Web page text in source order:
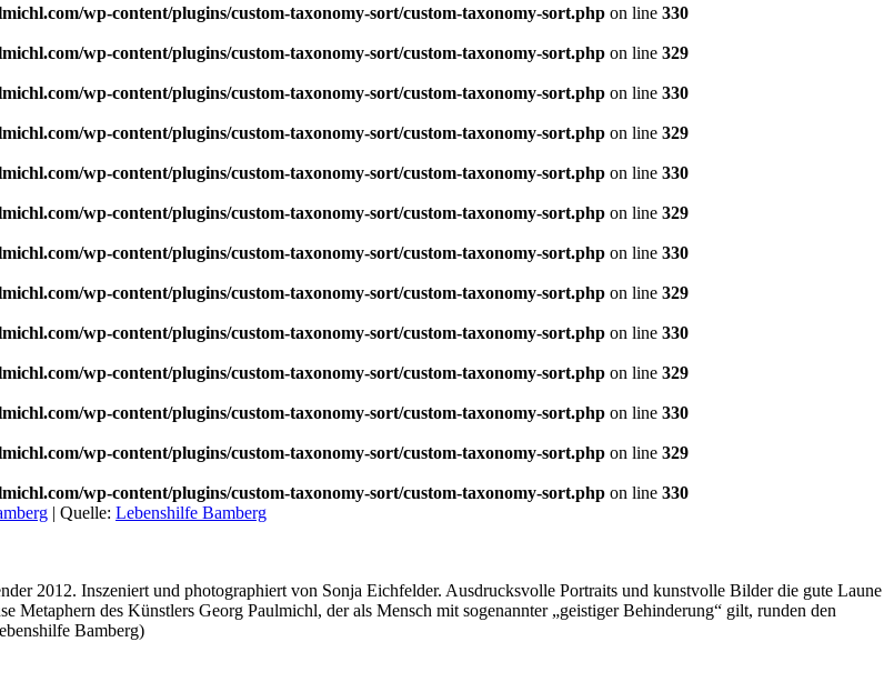
wp-content/plugins/custom-taxonomy-sort/custom-taxonomy-sort.php on line 330
wp-content/plugins/custom-taxonomy-sort/custom-taxonomy-sort.php on line 329
wp-content/plugins/custom-taxonomy-sort/custom-taxonomy-sort.php on line 330
wp-content/plugins/custom-taxonomy-sort/custom-taxonomy-sort.php on line 329
wp-content/plugins/custom-taxonomy-sort/custom-taxonomy-sort.php on line 330
wp-content/plugins/custom-taxonomy-sort/custom-taxonomy-sort.php on line 329
wp-content/plugins/custom-taxonomy-sort/custom-taxonomy-sort.php on line 330
wp-content/plugins/custom-taxonomy-sort/custom-taxonomy-sort.php on line 329
wp-content/plugins/custom-taxonomy-sort/custom-taxonomy-sort.php on line 330
wp-content/plugins/custom-taxonomy-sort/custom-taxonomy-sort.php on line 329
wp-content/plugins/custom-taxonomy-sort/custom-taxonomy-sort.php on line 330
wp-content/plugins/custom-taxonomy-sort/custom-taxonomy-sort.php on line 329
wp-content/plugins/custom-taxonomy-sort/custom-taxonomy-sort.php on line 330
| Quelle: Lebenshilfe Bamberg
2012. Inszeniert und photographiert von Sonja Eichfelder. Ausdrucksvolle Portraits und kunstvolle Bilder die gute Laune
des Künstlers Georg Paulmichl, der als Mensch mit sogenannter „geistiger Behinderung“ gilt, runden den
Bamberg)